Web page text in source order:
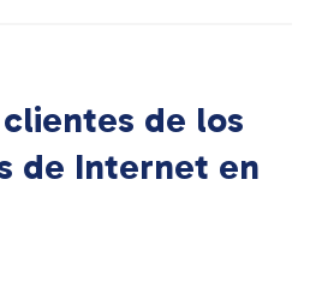
clientes de los
de Internet en